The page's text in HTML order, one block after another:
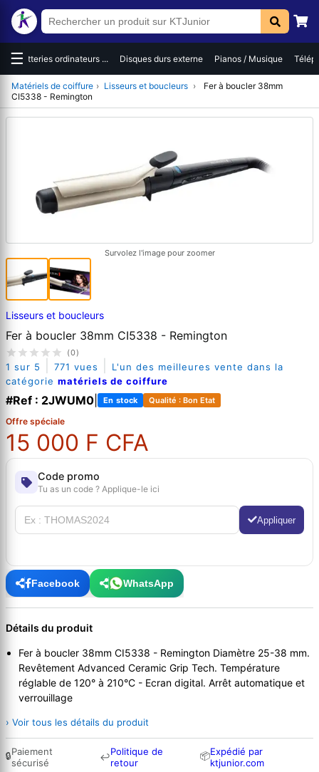
☰Batteries ordinateurs ... Disques durs externe Pianos / Musique
Matériels de coiffure › Lisseurs et boucleurs ›
Fer à boucler 38mm
CI5338 - Remington
Survolez l'image pour zoomer
Lisseurs et boucleurs
Fer à boucler 38mm CI5338 - Remington
(0)
1 sur 5 771 vues
L'un des meilleures vente dans la
catégorie matériels de coiffure
#Ref : 2JWUM0 En stock Qualité : Bon Etat
Offre spéciale
15 000 F CFA
Code promo
Tu as un code ? Applique-le ici
Appliquer
Facebook WhatsApp
Détails du produit
Fer à boucler 38mm CI5338 - Remington Diamètre 25-38 mm.
Revêtement Advanced Ceramic Grip Tech. Température
réglable de 120° à 210°C - Ecran digital. Arrêt automatique et
verrouillage
› Voir tous les détails du produit
🔒Paiement
sécurisé
↩Politique de
retour
📦Expédié par
ktjunior.com